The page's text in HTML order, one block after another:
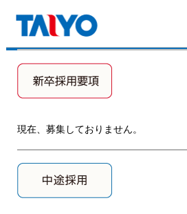
現在、募集しておりません。